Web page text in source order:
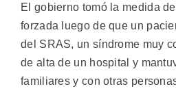
El gobierno tomó la medida
forzada luego de que un
del SRAS, un síndrome muy
de alta de un hospital y
familiares y con otras